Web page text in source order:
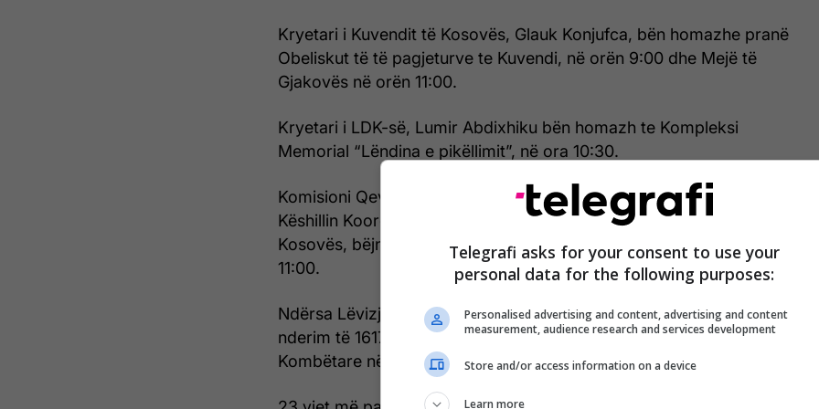
Kryetari i Kuvendit të Kosovës, Glauk Konjufca, bën homazhe pranë
Obeliskut të të pagjeturve te Kuvendi, në orën 9:00 dhe Mejë të
Gjakovës në orën 11:00.
Kryetari i LDK-së, Lumir Abdixhiku bën homazh te Kompleksi
Memorial “Lëndina e pikëllimit”, në ora 10:30.
Komisioni Qeveritar për Persona të Zhdukur në bashkëpunim me
Këshillin Koordinues të Asociacioneve Familjare të të Zhdukurve të
Kosovës, bëjnë homazhe te Kompleksi Memorial në Meje, në ora
11:00.
Ndërsa Lëvizja Vetëvendosje do të mbjellë fidanë në kujtim dhe
nderim të 1617 personave të pagjetur nga lufta e fundit, te Biblioteka
Kombëtare në Prishtinë, ora 14:00.
Telegrafi asks for your consent to use your
personal data for the following purposes:
Personalised advertising and content, advertising and content
measurement, audience research and services development
Store and/or access information on a device
Learn more